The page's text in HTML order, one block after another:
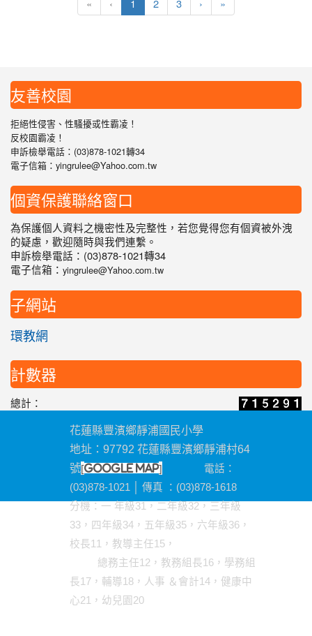
« ‹ 1 2 3 › »
友善校園
拒絕性侵害、性騷擾或性霸凌！
反校園霸凌！
申訴檢舉電話：(03)878-1021轉34
電子信箱：yingrulee@Yahoo.com.tw
個資保護聯絡窗口
為保護個人資料之機密性及完整性，若您覺得您有個資被外洩
的疑慮，歡迎隨時與我們連繫。
申訴檢舉電話：(03)878-1021轉34
電子信箱： yingrulee@Yahoo.com.tw
子網站
環教網
計數器
總計：
花蓮縣豐濱鄉靜浦國民小學
地址：97792 花蓮縣豐濱鄉靜浦村64
號[google map]
電話：
(03)878-1021 │ 傳真 ：(03)878-1618
分機 ：一 年級31，二年級32，三年級
33，四年級34，五年級35，六年級36，
校長11，教導主任15，
總務主任12，教務組長16，學務組
長17，輔導18，人事 ＆會計14，健康中
心21，幼兒園20